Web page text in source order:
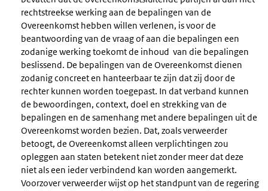
rechtstreekse werking aan de bepalingen van de
Overeenkomst hebben willen verlenen, is voor de
beantwoording van de vraag of aan die bepalingen een
zodanige werking toekomt de inhoud van die bepalingen
beslissend. De bepalingen van de Overeenkomst dienen
zodanig concreet en hanteerbaar te zijn dat zij door de
rechter kunnen worden toegepast. In dat verband kunnen
de bewoordingen, context, doel en strekking van de
bepalingen en de samenhang met andere bepalingen uit de
Overeenkomst worden bezien. Dat, zoals verweerder
betoogt, de Overeenkomst alleen verplichtingen zou
opleggen aan staten betekent niet zonder meer dat deze
niet als een ieder verbindend kan worden aangemerkt.
Voorzover verweerder wijst op het standpunt van de regering